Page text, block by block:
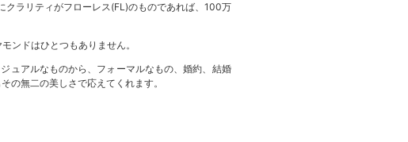
ラリティがフローレス(FL)のものであれば、100万
ンドはひとつもありません。
ュアルなものから、フォーマルなもの、婚約、結婚
の無二の美しさで応えてくれます。